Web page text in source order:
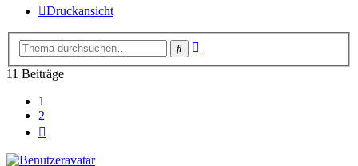
Druckansicht
Suche
11 Beiträge
1
2